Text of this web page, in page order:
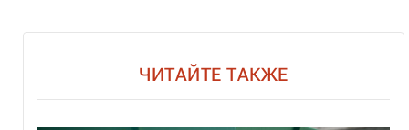
ЧИТАЙТЕ ТАКЖЕ